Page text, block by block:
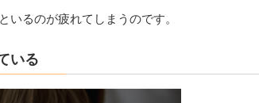
るのが疲れてしまうのです。
いる